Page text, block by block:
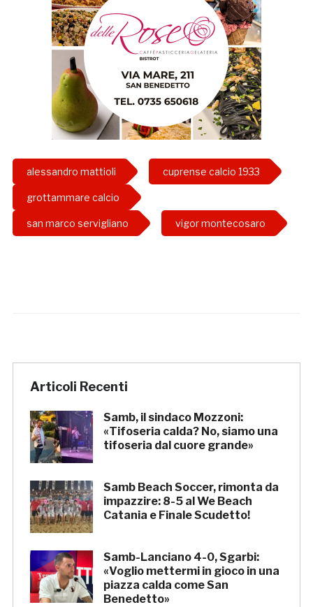
alessandro mattioli cuprense calcio 1933
grottammare calcio
san marco servigliano vigor montecosaro
Articoli Recenti
Samb, il sindaco Mozzoni:
«Tifoseria calda? No, siamo una
tifoseria dal cuore grande»
Samb Beach Soccer, rimonta da
impazzire: 8-5 al We Beach
Catania e Finale Scudetto!
Samb-Lanciano 4-0, Sgarbi:
«Voglio mettermi in gioco in una
piazza calda come San
Benedetto»